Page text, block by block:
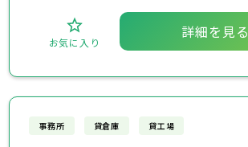
お気に入り
詳細を見る
事務所 貸倉庫 貸工場